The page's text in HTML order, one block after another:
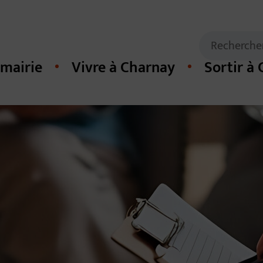
Recherche
Mots clés de
Vivre à Charnay Sortir à